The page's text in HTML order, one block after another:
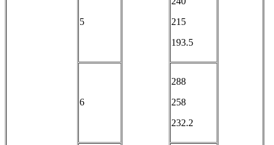
5
215
193.5
6
288
258
232.2